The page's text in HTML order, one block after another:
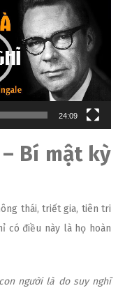
24:09
Bí mật kỳ
thái, triết gia, tiên tri
có điều này là họ hoàn
người là do suy nghĩ